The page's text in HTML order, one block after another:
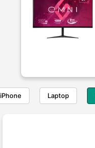
iPhone Laptop